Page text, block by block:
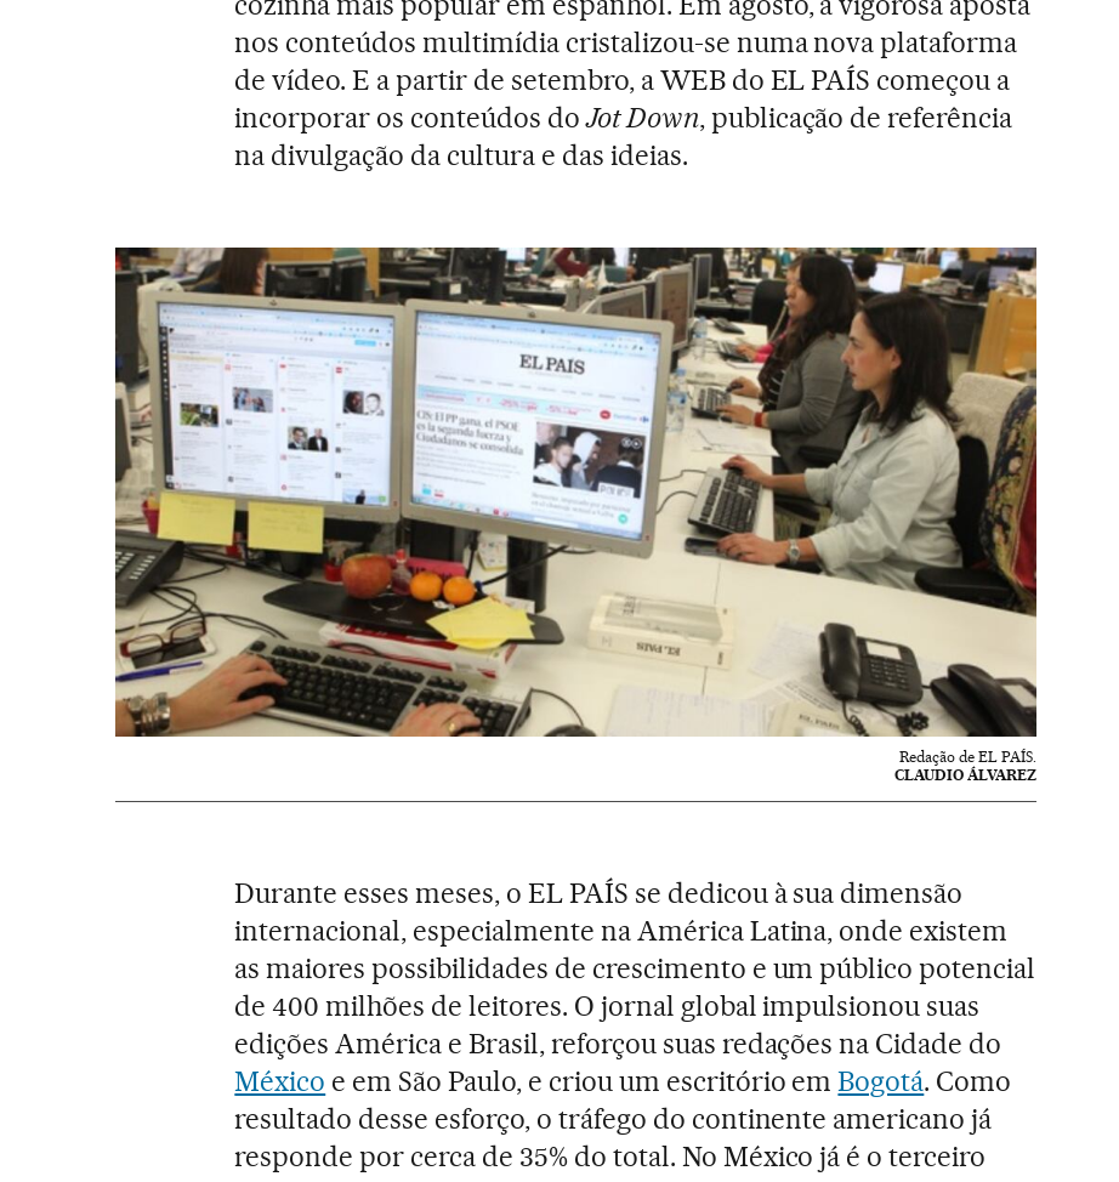
nos conteúdos multimídia cristalizou-se numa nova plataforma
de vídeo. E a partir de setembro, a WEB do EL PAÍS começou a
incorporar os conteúdos doJot Down, publicação de referência
na divulgação da cultura e das ideias.
Redação de EL PAÍS.
CLAUDIO ÁLVAREZ
Durante esses meses, o EL PAÍS se dedicou à sua dimensão
internacional, especialmente na América Latina, onde existem
as maiores possibilidades de crescimento e um público potencial
de 400 milhões de leitores. O jornal global impulsionou suas
edições América e Brasil, reforçou suas redações na Cidade do
México e em São Paulo, e criou um escritório emBogotá. Como
resultado desse esforço, o tráfego do continente americano já
responde por cerca de 35% do total. No México já é o terceiro